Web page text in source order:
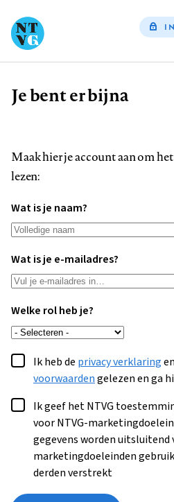
Kruimelpad
Je bent er bijna
Maak hier je account aan om
lezen:
Wat is je naam?
Wat is je e-mailadres?
Welke rol heb je?
Ik heb de privacy verklaring
voorwaardengelezen en ga
Ik geef het NTVG
voor NTVG-
gegevens worden uitsluitend
marketingdoeleinden
derden verstrekt